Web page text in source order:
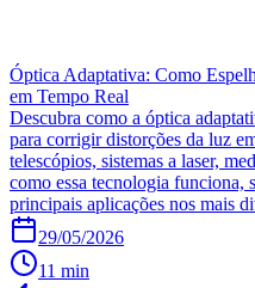
Óptica Adaptativa: Como
em Tempo Real
Descubra como a óptica
para corrigir distorções da luz
telescópios, sistemas a laser,
como essa tecnologia funciona,
principais aplicações nos mais
29/05/2026
11 min